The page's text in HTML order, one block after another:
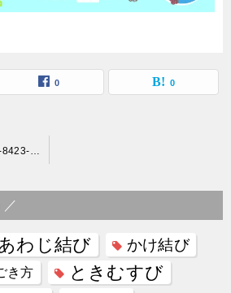
0 0
1E9E2091-FEE6-4A58-8423-4116E7D64EA7
わじ結び かけ結び
き方 ときむすび